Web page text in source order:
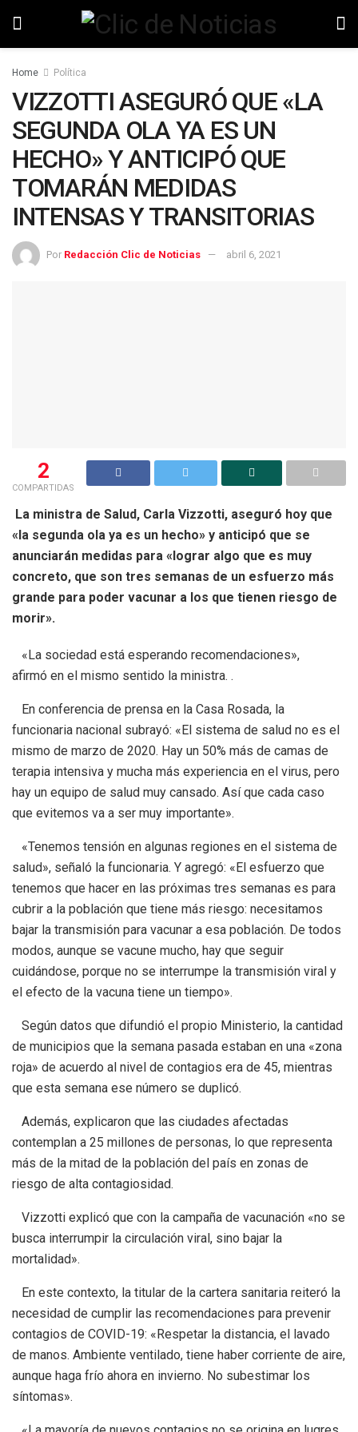
Home Política
VIZZOTTI ASEGURÓ QUE «LA
SEGUNDA OLA YA ES UN
HECHO» Y ANTICIPÓ QUE
TOMARÁN MEDIDAS
INTENSAS Y TRANSITORIAS
Por Redacción Clic de Noticias abril 6, 2021
2
COMPARTIDAS
La ministra de Salud, Carla Vizzotti, aseguró hoy que
«la segunda ola ya es un hecho» y anticipó que se
anunciarán medidas para «lograr algo que es muy
concreto, que son tres semanas de un esfuerzo más
grande para poder vacunar a los que tienen riesgo de
morir».
«La sociedad está esperando recomendaciones»,
afirmó en el mismo sentido la ministra. .
En conferencia de prensa en la Casa Rosada, la
funcionaria nacional subrayó: «El sistema de salud no es el
mismo de marzo de 2020. Hay un 50% más de camas de
terapia intensiva y mucha más experiencia en el virus, pero
hay un equipo de salud muy cansado. Así que cada caso
que evitemos va a ser muy importante».
«Tenemos tensión en algunas regiones en el sistema de
salud», señaló la funcionaria. Y agregó: «El esfuerzo que
tenemos que hacer en las próximas tres semanas es para
cubrir a la población que tiene más riesgo: necesitamos
bajar la transmisión para vacunar a esa población. De todos
modos, aunque se vacune mucho, hay que seguir
cuidándose, porque no se interrumpe la transmisión viral y
el efecto de la vacuna tiene un tiempo».
Según datos que difundió el propio Ministerio, la cantidad
de municipios que la semana pasada estaban en una «zona
roja» de acuerdo al nivel de contagios era de 45, mientras
que esta semana ese número se duplicó.
Además, explicaron que las ciudades afectadas
contemplan a 25 millones de personas, lo que representa
más de la mitad de la población del país en zonas de
riesgo de alta contagiosidad.
Vizzotti explicó que con la campaña de vacunación «no se
busca interrumpir la circulación viral, sino bajar la
mortalidad».
En este contexto, la titular de la cartera sanitaria reiteró la
necesidad de cumplir las recomendaciones para prevenir
contagios de COVID-19: «Respetar la distancia, el lavado
de manos. Ambiente ventilado, tiene haber corriente de aire,
aunque haga frío ahora en invierno. No subestimar los
síntomas».